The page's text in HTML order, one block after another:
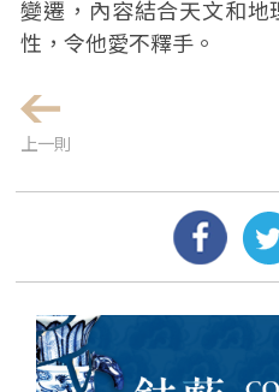
變遷，內容結合天文和
性，令他愛不釋手。
上一則